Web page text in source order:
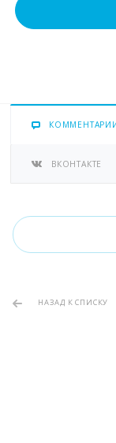
ВКОНТАКТЕ
НАЗАД К СПИСКУ